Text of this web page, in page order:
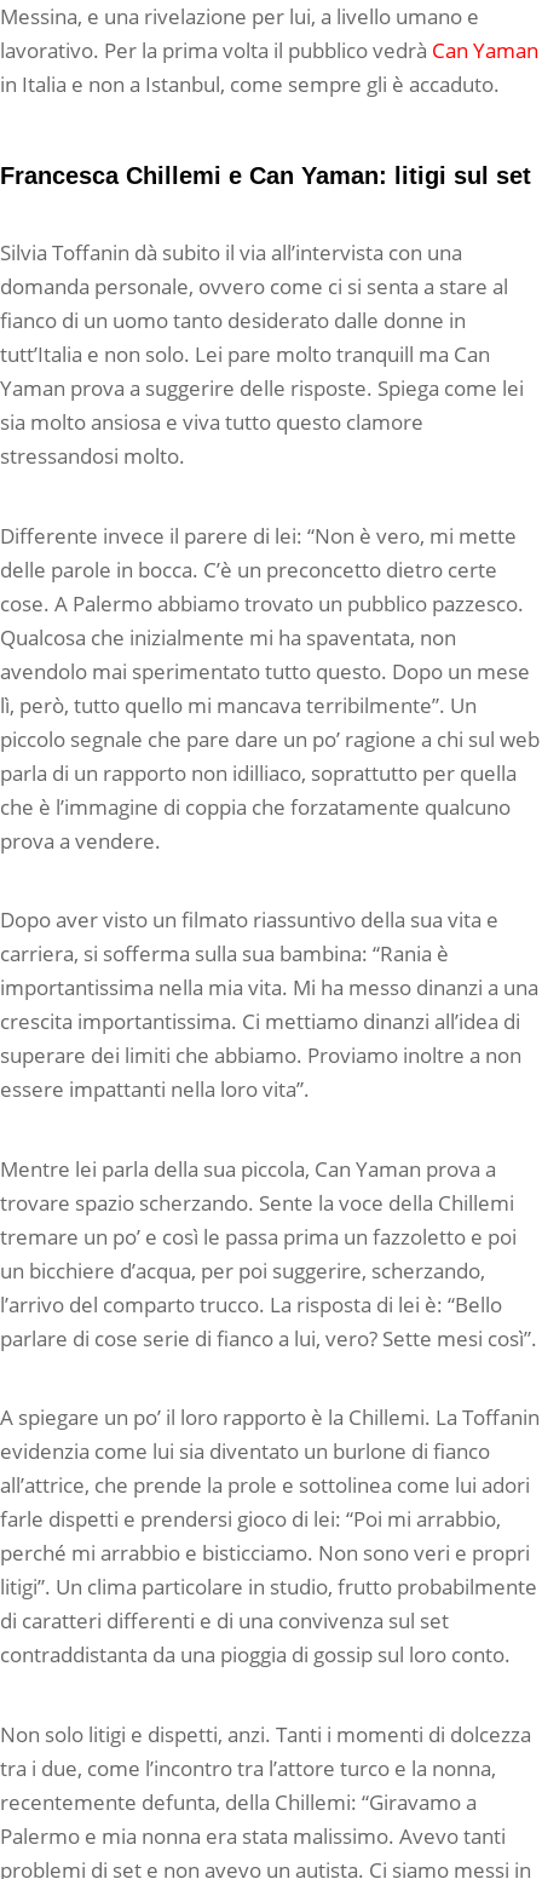
Messina, e una rivelazione per lui, a livello umano e
lavorativo. Per la prima volta il pubblico vedrà Can Yaman
in Italia e non a Istanbul, come sempre gli è accaduto.
Francesca Chillemi e Can Yaman: litigi sul set
Silvia Toffanin dà subito il via all’intervista con una
domanda personale, ovvero come ci si senta a stare al
fianco di un uomo tanto desiderato dalle donne in
tutt’Italia e non solo. Lei pare molto tranquill ma Can
Yaman prova a suggerire delle risposte. Spiega come lei
sia molto ansiosa e viva tutto questo clamore
stressandosi molto.
Differente invece il parere di lei: “Non è vero, mi mette
delle parole in bocca. C’è un preconcetto dietro certe
cose. A Palermo abbiamo trovato un pubblico pazzesco.
Qualcosa che inizialmente mi ha spaventata, non
avendolo mai sperimentato tutto questo. Dopo un mese
lì, però, tutto quello mi mancava terribilmente”. Un
piccolo segnale che pare dare un po’ ragione a chi sul web
parla di un rapporto non idilliaco, soprattutto per quella
che è l’immagine di coppia che forzatamente qualcuno
prova a vendere.
Dopo aver visto un filmato riassuntivo della sua vita e
carriera, si sofferma sulla sua bambina: “Rania è
importantissima nella mia vita. Mi ha messo dinanzi a una
crescita importantissima. Ci mettiamo dinanzi all’idea di
superare dei limiti che abbiamo. Proviamo inoltre a non
essere impattanti nella loro vita”.
Mentre lei parla della sua piccola, Can Yaman prova a
trovare spazio scherzando. Sente la voce della Chillemi
tremare un po’ e così le passa prima un fazzoletto e poi
un bicchiere d’acqua, per poi suggerire, scherzando,
l’arrivo del comparto trucco. La risposta di lei è: “Bello
parlare di cose serie di fianco a lui, vero? Sette mesi così”.
A spiegare un po’ il loro rapporto è la Chillemi. La Toffanin
evidenzia come lui sia diventato un burlone di fianco
all’attrice, che prende la prole e sottolinea come lui adori
farle dispetti e prendersi gioco di lei: “Poi mi arrabbio,
perché mi arrabbio e bisticciamo. Non sono veri e propri
litigi”. Un clima particolare in studio, frutto probabilmente
di caratteri differenti e di una convivenza sul set
contraddistanta da una pioggia di gossip sul loro conto.
Non solo litigi e dispetti, anzi. Tanti i momenti di dolcezza
tra i due, come l’incontro tra l’attore turco e la nonna,
recentemente defunta, della Chillemi: “Giravamo a
Palermo e mia nonna era stata malissimo. Avevo tanti
problemi di set e non avevo un autista. Ci siamo messi in